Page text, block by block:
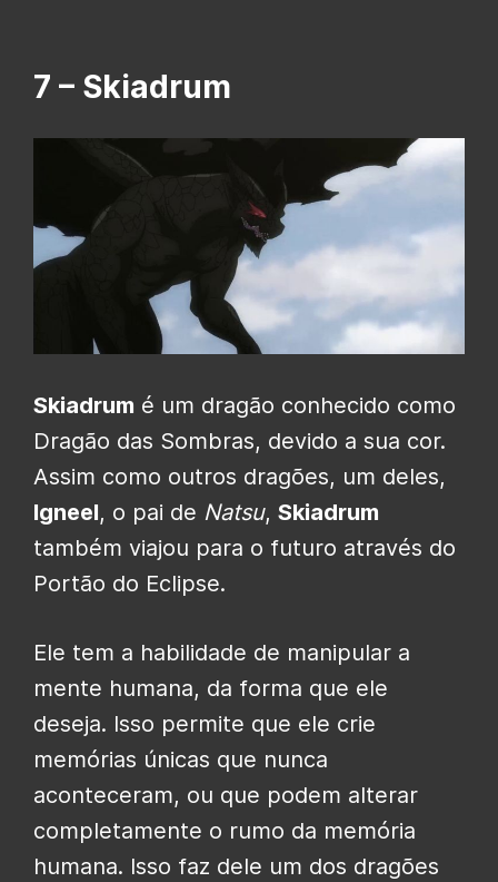
7 – Skiadrum
Skiadrum é um dragão conhecido como
Dragão das Sombras, devido a sua cor.
Assim como outros dragões, um deles,
Igneel, o pai de Natsu, Skiadrum
também viajou para o futuro através do
Portão do Eclipse.
Ele tem a habilidade de manipular a
mente humana, da forma que ele
deseja. Isso permite que ele crie
memórias únicas que nunca
aconteceram, ou que podem alterar
completamente o rumo da memória
humana. Isso faz dele um dos dragões